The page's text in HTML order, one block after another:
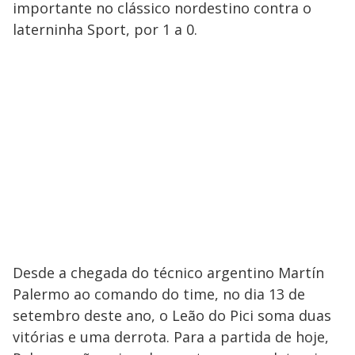
importante no clássico nordestino contra o
laterninha Sport, por 1 a 0.
Desde a chegada do técnico argentino Martín
Palermo ao comando do time, no dia 13 de
setembro deste ano, o Leão do Pici soma duas
vitórias e uma derrota. Para a partida de hoje,